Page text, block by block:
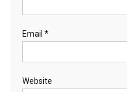
Email *
Website